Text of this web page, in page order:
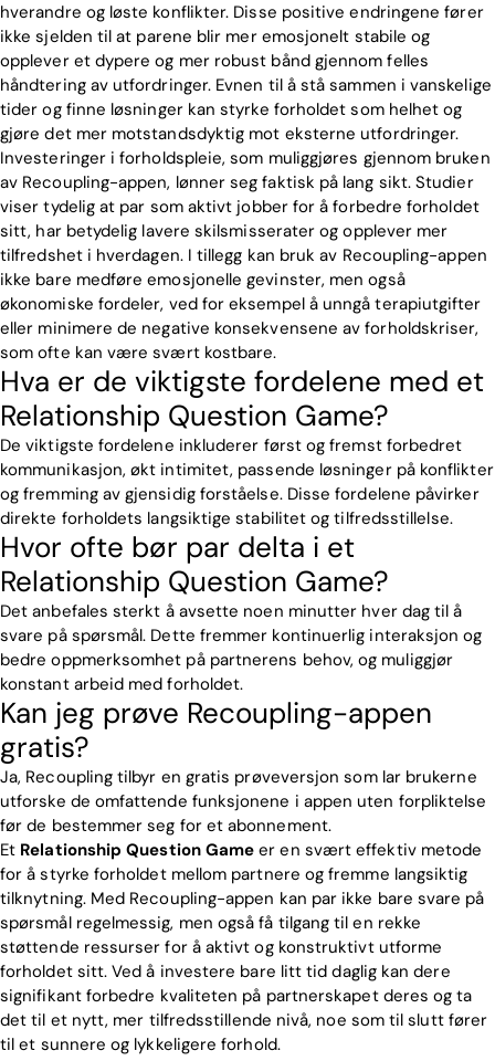
hverandre og løste konflikter. Disse positive endringene fører
ikke sjelden til at parene blir mer emosjonelt stabile og
opplever et dypere og mer robust bånd gjennom felles
håndtering av utfordringer. Evnen til å stå sammen i vanskelige
tider og finne løsninger kan styrke forholdet som helhet og
gjøre det mer motstandsdyktig mot eksterne utfordringer.
Investeringer i forholdspleie, som muliggjøres gjennom bruken
av Recoupling-appen, lønner seg faktisk på lang sikt. Studier
viser tydelig at par som aktivt jobber for å forbedre forholdet
sitt, har betydelig lavere skilsmisserater og opplever mer
tilfredshet i hverdagen. I tillegg kan bruk av Recoupling-appen
ikke bare medføre emosjonelle gevinster, men også
økonomiske fordeler, ved for eksempel å unngå terapiutgifter
eller minimere de negative konsekvensene av forholdskriser,
som ofte kan være svært kostbare.
Hva er de viktigste fordelene med et
Relationship Question Game?
De viktigste fordelene inkluderer først og fremst forbedret
kommunikasjon, økt intimitet, passende løsninger på konflikter
og fremming av gjensidig forståelse. Disse fordelene påvirker
direkte forholdets langsiktige stabilitet og tilfredsstillelse.
Hvor ofte bør par delta i et
Relationship Question Game?
Det anbefales sterkt å avsette noen minutter hver dag til å
svare på spørsmål. Dette fremmer kontinuerlig interaksjon og
bedre oppmerksomhet på partnerens behov, og muliggjør
konstant arbeid med forholdet.
Kan jeg prøve Recoupling-appen
gratis?
Ja, Recoupling tilbyr en gratis prøveversjon som lar brukerne
utforske de omfattende funksjonene i appen uten forpliktelse
før de bestemmer seg for et abonnement.
Et Relationship Question Game er en svært effektiv metode
for å styrke forholdet mellom partnere og fremme langsiktig
tilknytning. Med Recoupling-appen kan par ikke bare svare på
spørsmål regelmessig, men også få tilgang til en rekke
støttende ressurser for å aktivt og konstruktivt utforme
forholdet sitt. Ved å investere bare litt tid daglig kan dere
signifikant forbedre kvaliteten på partnerskapet deres og ta
det til et nytt, mer tilfredsstillende nivå, noe som til slutt fører
til et sunnere og lykkeligere forhold.